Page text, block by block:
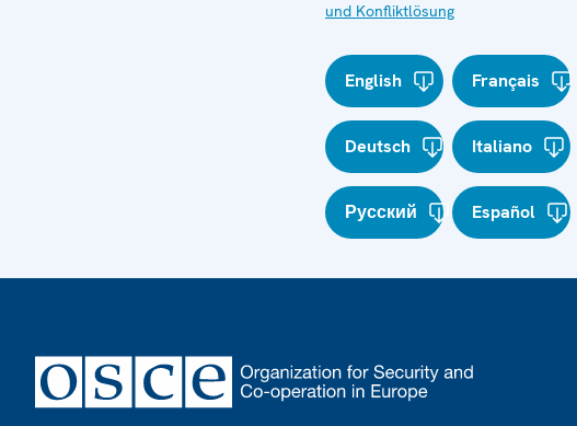
und Konfliktlösung
English Français
Deutsch Italiano
Русский Español